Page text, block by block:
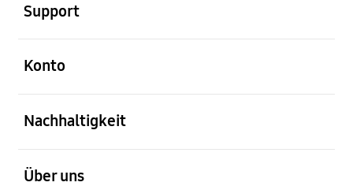
Support
Konto
Nachhaltigkeit
Über uns